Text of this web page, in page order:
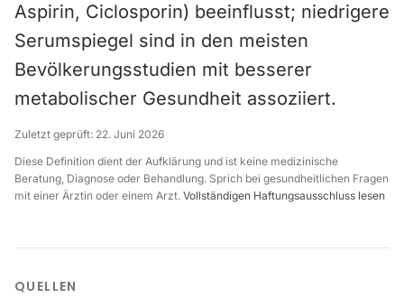
Aspirin, Ciclosporin) beeinflusst; niedrigere
Serumspiegel sind in den meisten
Bevölkerungsstudien mit besserer
metabolischer Gesundheit assoziiert.
Zuletzt geprüft: 22. Juni 2026
Diese Definition dient der Aufklärung und ist keine medizinische
Beratung, Diagnose oder Behandlung. Sprich bei gesundheitlichen Fragen
mit einer Ärztin oder einem Arzt. Vollständigen Haftungsausschluss lesen
QUELLEN